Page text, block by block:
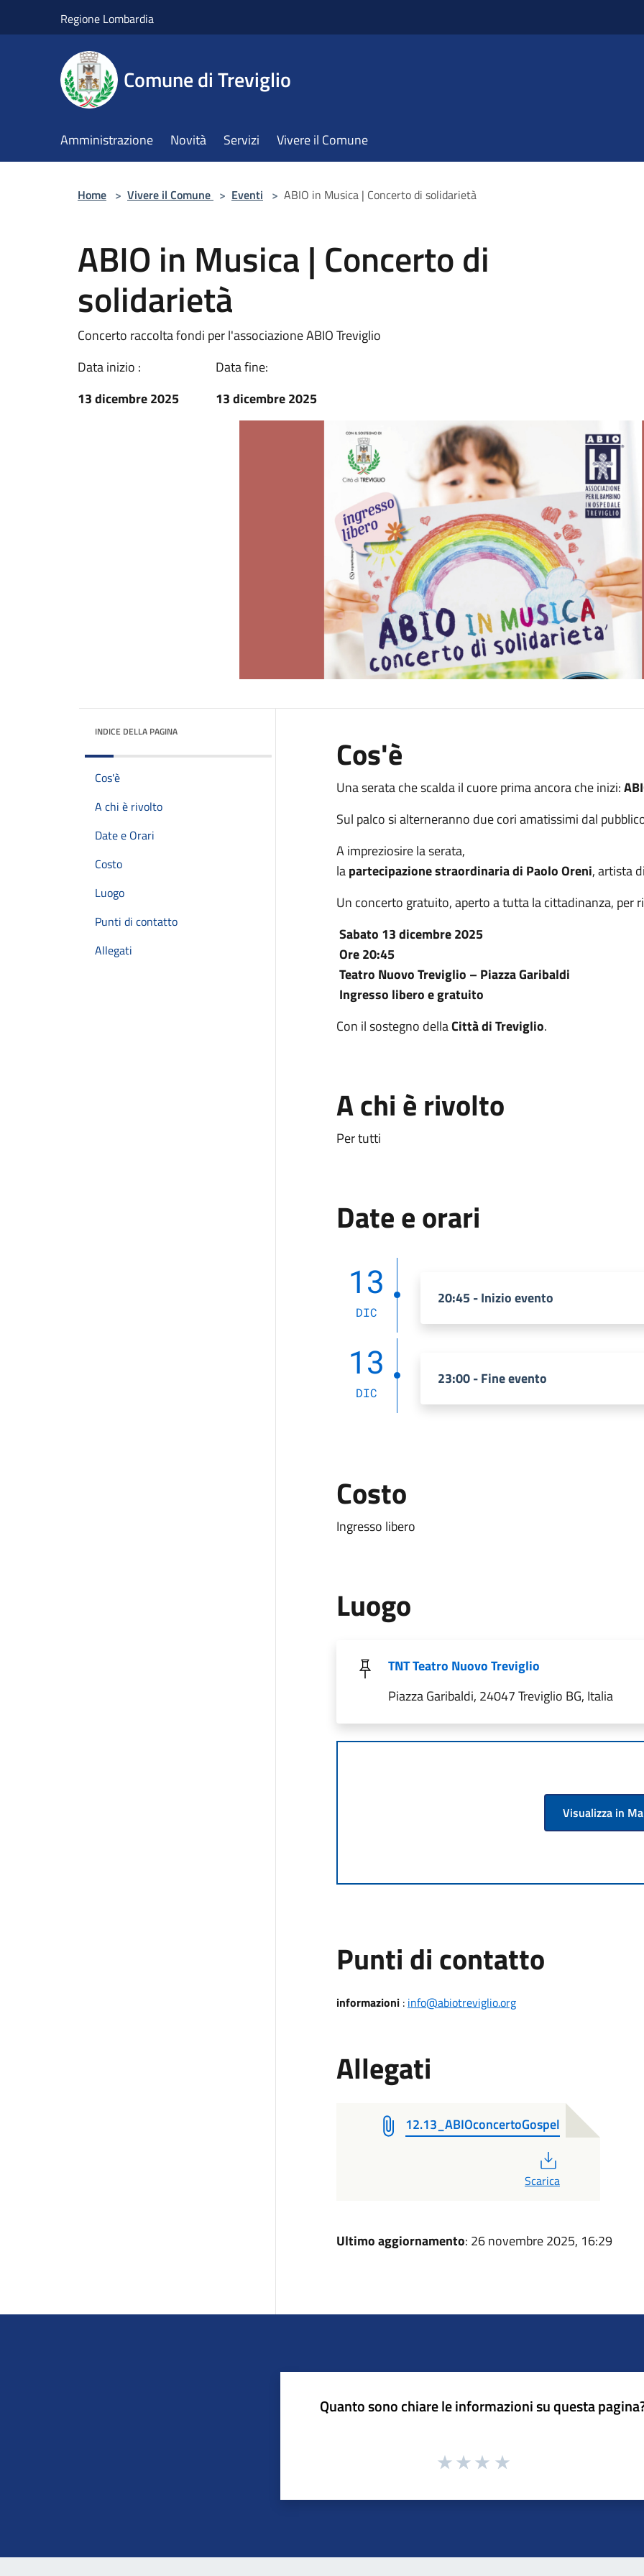
Regione Lombardia
Comune di Treviglio
Amministrazione Novità Servizi Vivere il Comune
Home > Vivere il Comune > Eventi > ABIO in Musica | Concerto di solidarietà
ABIO in Musica | Concerto di
solidarietà
Concerto raccolta fondi per l'associazione ABIO Treviglio
Data inizio :
13 dicembre 2025
Data fine:
13 dicembre 2025
INDICE DELLA PAGINA
Cos'è
A chi è rivolto
Date e Orari
Costo
Luogo
Punti di contatto
Allegati
Cos'è
Una serata che scalda il cuore prima ancora che inizi:
Sul palco si alterneranno due cori amatissimi dal
A impreziosire la serata,
lapartecipazione straordinaria di Paolo Oreni, artista
Un concerto gratuito, aperto a tutta la cittadinanza, per
Sabato 13 dicembre 2025
Ore 20:45
Teatro Nuovo Treviglio – Piazza Garibaldi
Ingresso libero e gratuito
Con il sostegno dellaCittà di Treviglio.
A chi è rivolto
Per tutti
Date e orari
13
DIC
20:45 - Inizio evento
13
DIC
23:00 - Fine evento
Costo
Ingresso libero
Luogo
TNT Teatro Nuovo Treviglio
Piazza Garibaldi, 24047 Treviglio BG, Italia
Visualizza in
Punti di contatto
informazioni: info@abiotreviglio.org
Allegati
12.13_ABIOconcertoGospel
Scarica
Ultimo aggiornamento: 26 novembre 2025, 16:29
Quanto sono chiare le informazioni su questa